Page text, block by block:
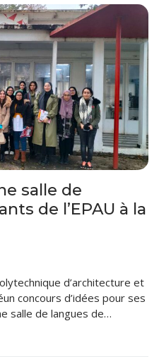
salle de
de l’EPAU à la
d’architecture et
concours d’idées pour ses
salle de langues de…